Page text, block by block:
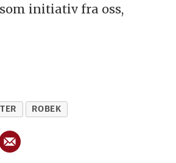
initiativ fra oss,
ROBEK